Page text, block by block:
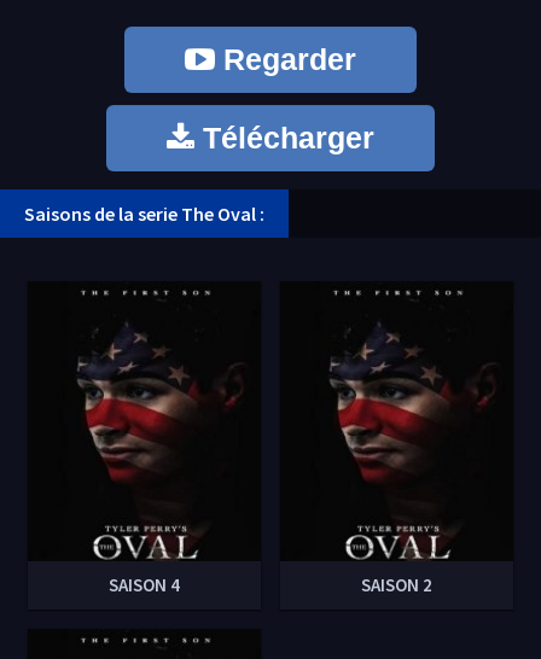
Regarder
Télécharger
Saisons de la serie The Oval :
SAISON 4 SAISON 2